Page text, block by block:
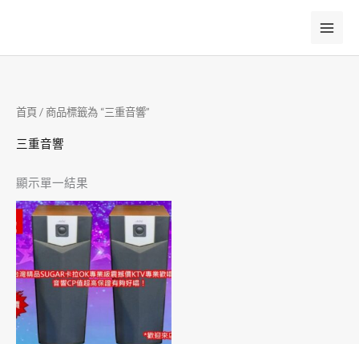
主
首頁/ 商品標籤為 “三重音響”
三重音響
顯示單一結果